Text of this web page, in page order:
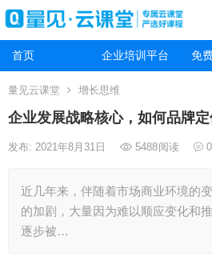
首页 企业培训平台 免
量见云课堂 增长思维
企业发展战略核心，如何品牌
发布: 2021年8月31日 5488阅读 0
近几年来，伴随着市场商业环境的
的加剧，大量因为难以顺应变化和
逐步被…